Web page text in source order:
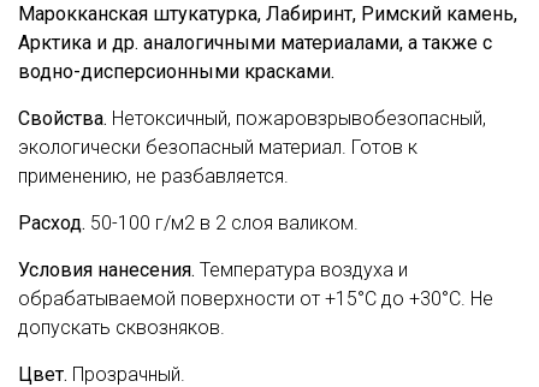
Марокканская штукатурка, Лабиринт, Римский камень,
Арктика и др. аналогичными материалами, а также с
водно-дисперсионными красками.
Свойства. Нетоксичный, пожаровзрывобезопасный,
экологически безопасный материал. Готов к
применению, не разбавляется.
Расход. 50-100 г/м2 в 2 слоя валиком.
Условия нанесения. Температура воздуха и
обрабатываемой поверхности от +15°С до +30°С. Не
допускать сквозняков.
Цвет. Прозрачный.